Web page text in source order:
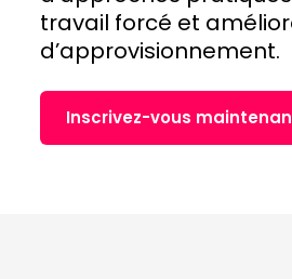
travail forcé et
d’approvisionnement.
Inscrivez-vous